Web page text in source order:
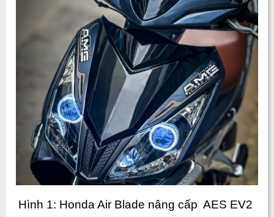
Hình 1: Honda Air Blade nâng cấp  AES EV2